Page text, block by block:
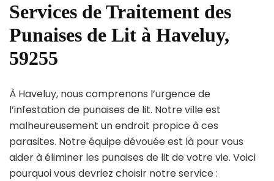
Services de Traitement des
Punaises de Lit à Haveluy,
59255
À Haveluy, nous comprenons l’urgence de
l’infestation de punaises de lit. Notre ville est
malheureusement un endroit propice à ces
parasites. Notre équipe dévouée est là pour vous
aider à éliminer les punaises de lit de votre vie. Voici
pourquoi vous devriez choisir notre service :